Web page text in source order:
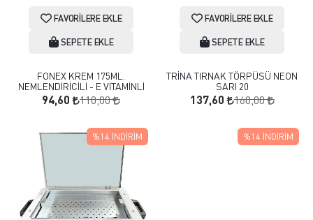
FAVORILERE EKLE
SEPETE EKLE
FONEX KREM 175ML.
NEMLENDİRİCİLİ - E VİTAMİNLİ
94,60 110,00
FAVORILERE EKLE
SEPETE EKLE
TRİNA TIRNAK TÖRPÜSÜ NEON
SARI 20
137,60 160,00
%14 İNDIRIM %14 İNDIRIM